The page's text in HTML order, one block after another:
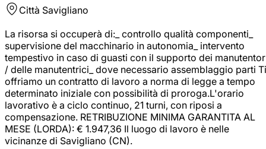
Città Savigliano
La risorsa si occuperà di:_ controllo qualità componenti_
supervisione del macchinario in autonomia_ intervento
tempestivo in caso di guasti con il supporto dei
/ delle manutentrici_ dove necessario assemblaggio parti Ti
offriamo un contratto di lavoro a norma di legge a tempo
determinato iniziale con possibilità di proroga.L'orario
lavorativo è a ciclo continuo, 21 turni, con riposi a
compensazione. RETRIBUZIONE MINIMA GARANTITA AL
MESE (LORDA): € 1.947,36 Il luogo di lavoro è nelle
vicinanze di Savigliano (CN).